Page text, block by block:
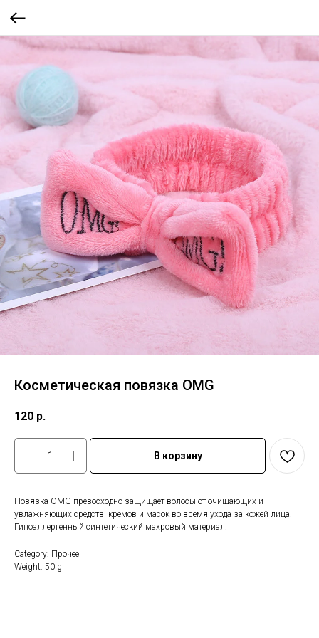
Косметическая повязка OMG
120 р.
В корзину
Повязка OMG превосходно защищает волосы от очищающих и
увлажняющих средств, кремов и масок во время ухода за кожей лица.
Гипоаллергенный синтетический махровый материал.
Category: Прочее
Weight: 50 g